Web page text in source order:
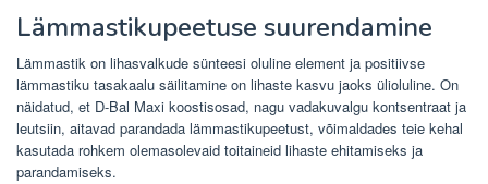
Lämmastikupeetuse suurendamine
Lämmastik on lihasvalkude sünteesi oluline element ja positiivse
lämmastiku tasakaalu säilitamine on lihaste kasvu jaoks ülioluline. On
näidatud, et D-Bal Maxi koostisosad, nagu vadakuvalgu kontsentraat ja
leutsiin, aitavad parandada lämmastikupeetust, võimaldades teie kehal
kasutada rohkem olemasolevaid toitaineid lihaste ehitamiseks ja
parandamiseks.